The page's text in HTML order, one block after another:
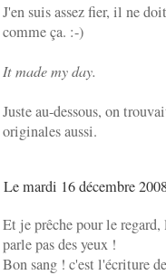
J'en suis assez fier, il ne
comme ça. :-)
It made my day.
Juste au-dessous, on
originales aussi.
Le mardi 16 décembre
Et je prêche pour le
parle pas des yeux !
Bon sang ! c'est l'écriture